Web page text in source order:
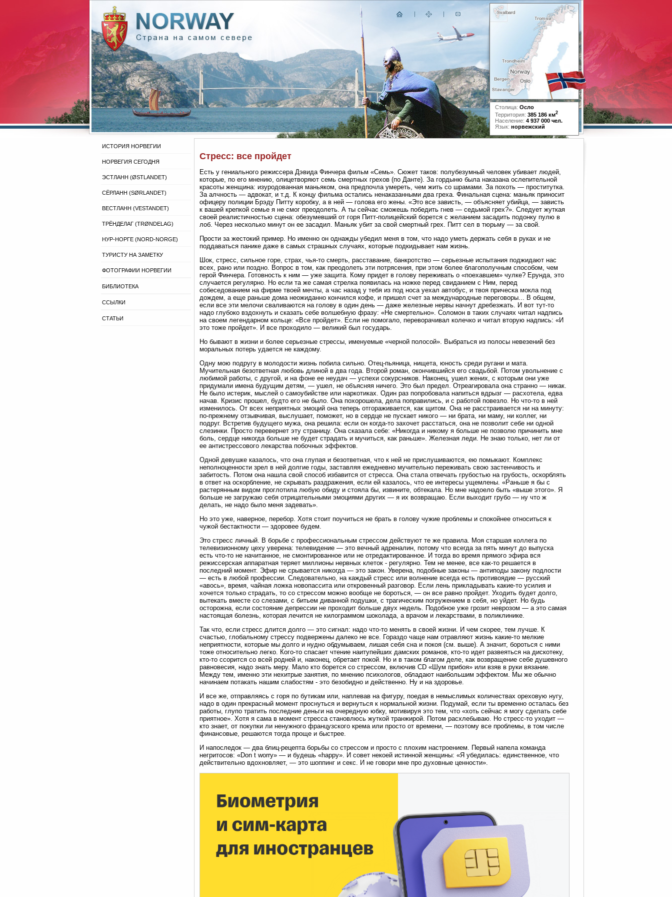
Столица: Осло
Территория: 385 186 км2
Население: 4 937 000 чел.
Язык: норвежский
ИСТОРИЯ НОРВЕГИИ
НОРВЕГИЯ СЕГОДНЯ
ЭСТЛАНН (ØSTLANDET)
СЁРЛАНН (SØRLANDET)
ВЕСТЛАНН (VESTANDET)
ТРЁНДЕЛАГ (TRØNDELAG)
НУР-НОРГЕ (NORD-NORGE)
ТУРИСТУ НА ЗАМЕТКУ
ФОТОГРАФИИ НОРВЕГИИ
БИБЛИОТЕКА
ССЫЛКИ
СТАТЬИ
Стресс: все пройдет
Есть у гениального режиссера Дэвида Финчера фильм «Семь». Сюжет таков: полубезумный человек убивает людей,
которые, по его мнению, олицетворяют семь смертных грехов (по Данте). За гордыню была наказана ослепительной
красоты женщина: изуродованная маньяком, она предпочла умереть, чем жить со шрамами. За похоть — проститутка.
За алчность — адвокат, и т.д. К концу фильма остались ненаказанными два греха. Финальная сцена: маньяк приносит
офицеру полиции Брэду Питту коробку, а в ней — голова его жены. «Это все зависть, — объясняет убийца, — зависть
к вашей крепкой семье я не смог преодолеть. А ты сейчас сможешь победить гнев — седьмой грех?». Следует жуткая
своей реалистичностью сцена: обезумевший от горя Питт-полицейский борется с желанием засадить подонку пулю в
лоб. Через несколько минут он ее засадил. Маньяк убит за свой смертный грех. Питт сел в тюрьму — за свой.
Прости за жестокий пример. Но именно он однажды убедил меня в том, что надо уметь держать себя в руках и не
поддаваться панике даже в самых страшных случаях, которые подкидывает нам жизнь.
Шок, стресс, сильное горе, страх, чья-то смерть, расставание, банкротство — серьезные испытания поджидают нас
всех, рано или поздно. Вопрос в том, как преодолеть эти потрясения, при этом более благополучным способом, чем
герой Финчера. Готовность к ним — уже защита. Кому придет в голову переживать о «поехавшем» чулке? Ерунда, это
случается регулярно. Но если та же самая стрелка появилась на ножке перед свиданием с Ним, перед
собеседованием на фирме твоей мечты, а час назад у тебя из под носа уехал автобус, и твоя прическа мокла под
дождем, а еще раньше дома неожиданно кончился кофе, и пришел счет за международные переговоры... В общем,
если все эти мелочи сваливаются на голову в один день — даже железные нервы начнут дребезжать. И вот тут-то
надо глубоко вздохнуть и сказать себе волшебную фразу: «Не смертельно». Соломон в таких случаях читал надпись
на своем легендарном кольце: «Все пройдет». Если не помогало, переворачивал колечко и читал вторую надпись: «И
это тоже пройдет». И все проходило — великий был государь.
Но бывают в жизни и более серьезные стрессы, именуемые «черной полосой». Выбраться из полосы невезений без
моральных потерь удается не каждому.
Одну мою подругу в молодости жизнь побила сильно. Отец-пьяница, нищета, юность среди ругани и мата.
Мучительная безответная любовь длиной в два года. Второй роман, окончившийся его свадьбой. Потом увольнение с
любимой работы, с другой, и на фоне ее неудач — успехи сокурсников. Наконец, ушел жених, с которым они уже
придумали имена будущим детям, — ушел, не объясняя ничего. Это был предел. Отреагировала она странно — никак.
Не было истерик, мыслей о самоубийстве или наркотиках. Один раз попробовала напиться вдрызг — расхотела, едва
начав. Кризис прошел, будто его не было. Она похорошела, дела поправились, и с работой повезло. Но что-то в ней
изменилось. От всех неприятных эмоций она теперь отгораживается, как щитом. Она не расстраивается ни на минуту:
по-прежнему отзывчивая, выслушает, поможет, но в сердце не пускает никого — ни брата, ни маму, ни коллег, ни
подруг. Встретив будущего мужа, она решила: если он когда-то захочет расстаться, она не позволит себе ни одной
слезинки. Просто перевернет эту страницу. Она сказала себе: «Никогда и никому я больше не позволю причинить мне
боль, сердце никогда больше не будет страдать и мучиться, как раньше». Железная леди. Не знаю только, нет ли от
ее антистрессового лекарства побочных эффектов.
Одной девушке казалось, что она глупая и безответная, что к ней не прислушиваются, ею помыкают. Комплекс
неполноценности зрел в ней долгие годы, заставляя ежедневно мучительно переживать свою застенчивость и
забитость. Потом она нашла свой способ избавится от стресса. Она стала отвечать грубостью на грубость, оскорблять
в ответ на оскорбление, не скрывать раздражения, если ей казалось, что ее интересы ущемлены. «Раньше я бы с
растерянным видом проглотила любую обиду и стояла бы, извините, обтекала. Но мне надоело быть «выше этого». Я
больше не загружаю себя отрицательными эмоциями других — я их возвращаю. Если выходит грубо — ну что ж
делать, не надо было меня задевать».
Но это уже, наверное, перебор. Хотя стоит поучиться не брать в голову чужие проблемы и спокойнее относиться к
чужой бестактности — здоровее будем.
Это стресс личный. В борьбе с профессиональным стрессом действуют те же правила. Моя старшая коллега по
телевизионному цеху уверена: телевидение — это вечный адреналин, потому что всегда за пять минут до выпуска
есть что-то не начитанное, не смонтированное или не отредактированное. И тогда во время прямого эфира вся
режиссерская аппаратная теряет миллионы нервных клеток - регулярно. Тем не менее, все как-то решается в
последний момент. Эфир не срывается никогда — это закон. Уверена, подобные законы — антиподы закону подлости
— есть в любой профессии. Следовательно, на каждый стресс или волнение всегда есть противоядие — русский
«авось», время, чайная ложка новопассита или откровенный разговор. Если лень прикладывать какие-то усилия и
хочется только страдать, то со стрессом можно вообще не бороться, — он все равно пройдет. Уходить будет долго,
вытекать вместе со слезами, с битьем диванной подушки, с трагическим погружением в себя, но уйдет. Но будь
осторожна, если состояние депрессии не проходит больше двух недель. Подобное уже грозит неврозом — а это самая
настоящая болезнь, которая лечится не килограммом шоколада, а врачом и лекарствами, в поликлинике.
Так что, если стресс длится долго — это сигнал: надо что-то менять в своей жизни. И чем скорее, тем лучше. К
счастью, глобальному стрессу подвержены далеко не все. Гораздо чаще нам отравляют жизнь какие-то мелкие
неприятности, которые мы долго и нудно обдумываем, лишая себя сна и покоя (см. выше). А значит, бороться с ними
тоже относительно легко. Кого-то спасает чтение наитупейших дамских романов, кто-то идет развеяться на дискотеку,
кто-то ссорится со всей родней и, наконец, обретает покой. Но и в таком благом деле, как возвращение себе душевного
равновесия, надо знать меру. Мало кто борется со стрессом, включив CD «Шум прибоя» или взяв в руки вязание.
Между тем, именно эти нехитрые занятия, по мнению психологов, обладают наибольшим эффектом. Мы же обычно
начинаем потакать нашим слабостям - это безобидно и действенно. Ну и на здоровье.
И все же, отправляясь с горя по бутикам или, наплевав на фигуру, поедая в немыслимых количествах ореховую нугу,
надо в один прекрасный момент проснуться и вернуться к нормальной жизни. Подумай, если ты временно осталась без
работы, глупо тратить последние деньги на очередную юбку, мотивируя это тем, что «хоть сейчас я могу сделать себе
приятное». Хотя я сама в момент стресса становлюсь жуткой транжирой. Потом расхлебываю. Но стресс-то уходит —
кто знает, от покупки ли ненужного французского крема или просто от времени, — поэтому все проблемы, в том числе
финансовые, решаются тогда проще и быстрее.
И напоследок — два блиц-рецепта борьбы со стрессом и просто с плохим настроением. Первый напела команда
негритосов: «Don t worry» — и будешь «happy». И совет некоей истинной женщины: «Я убедилась: единственное, что
действительно вдохновляет, — это шоппинг и секс. И не говори мне про духовные ценности».